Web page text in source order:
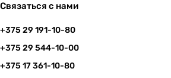
Связаться с нами
+375 29 191-10-80
+375 29 544-10-00
+375 17 361-10-80